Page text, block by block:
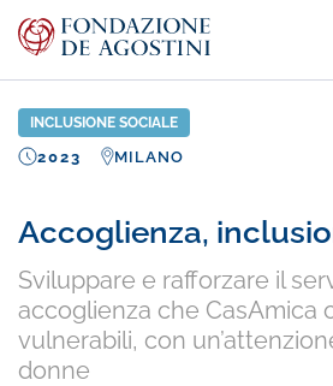
INCLUSIONE SOCIALE
2023 MILANO
Accoglienza,
Sviluppare e rafforzare il
accoglienza che CasAmica
vulnerabili, con
donne